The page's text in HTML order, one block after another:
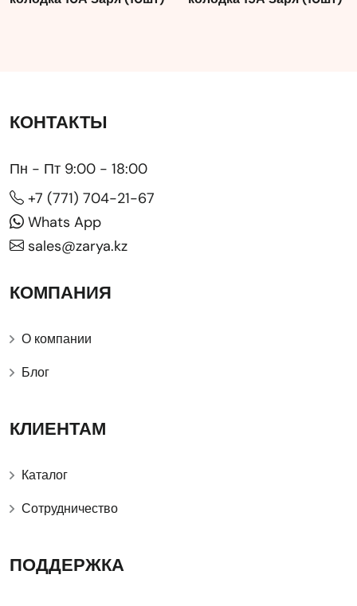
КОНТАКТЫ
Пн - Пт 9:00 - 18:00
+7 (771) 704-21-67
Whats App
sales@zarya.kz
КОМПАНИЯ
О компании
Блог
КЛИЕНТАМ
Каталог
Сотрудничество
ПОДДЕРЖКА